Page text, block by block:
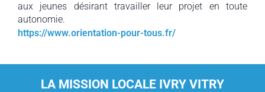
aux jeunes désirant travailler leur projet en toute
autonomie.
https://www.orientation-pour-tous.fr/
LA MISSION LOCALE IVRY VITRY